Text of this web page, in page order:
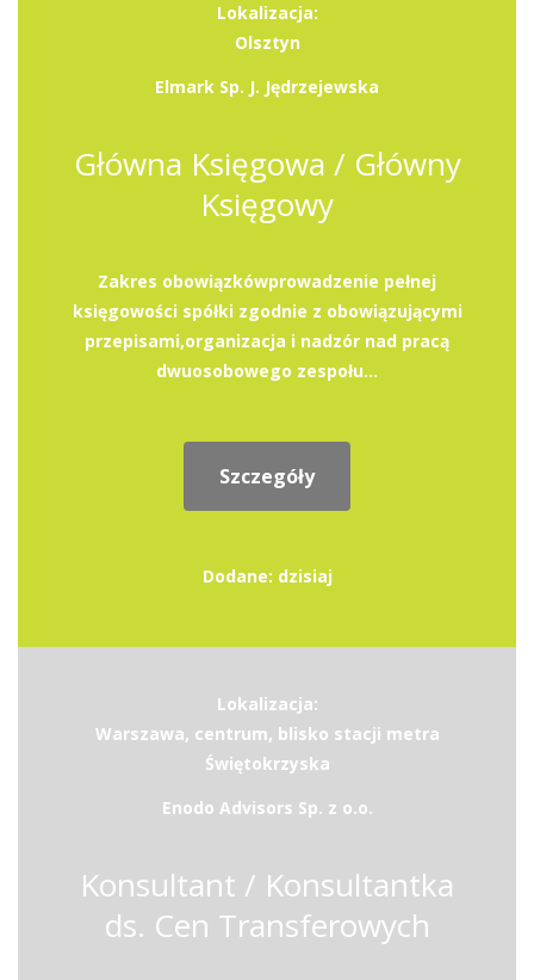
Lokalizacja:
Olsztyn
Elmark Sp. J. Jędrzejewska
Główna Księgowa / Główny
Księgowy
Zakres obowiązkówprowadzenie pełnej
księgowości spółki zgodnie z obowiązującymi
przepisami,organizacja i nadzór nad pracą
dwuosobowego zespołu...
Szczegóły
Dodane: dzisiaj
Lokalizacja:
Warszawa, centrum, blisko stacji metra
Świętokrzyska
Enodo Advisors Sp. z o.o.
Konsultant / Konsultantka
ds. Cen Transferowych